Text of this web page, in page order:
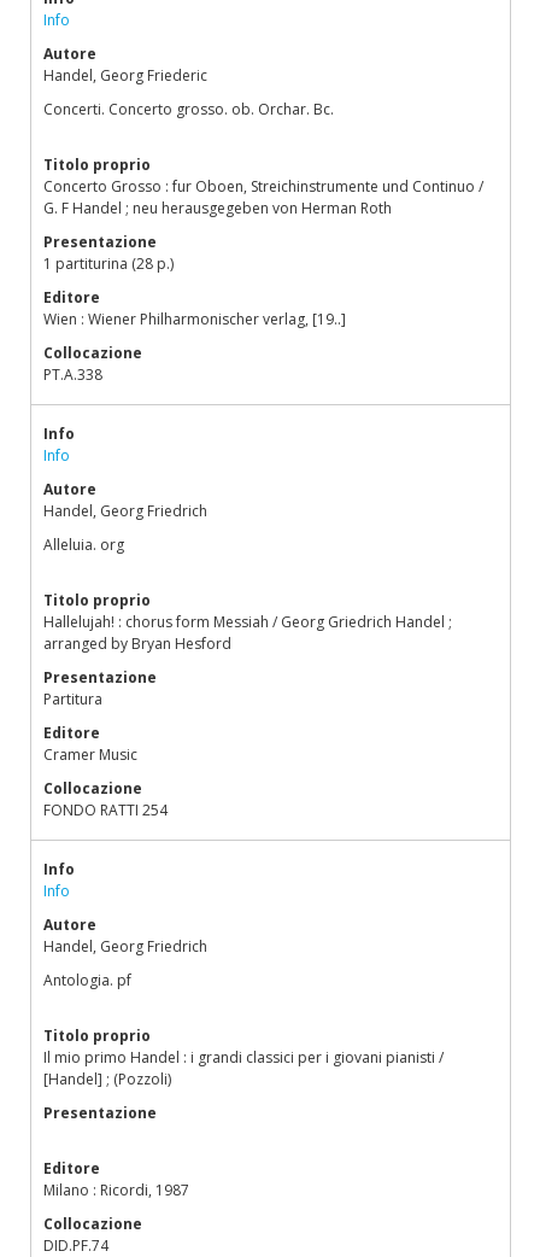
Info
Autore
Handel, Georg Friederic
Concerti. Concerto grosso. ob. Orchar. Bc.
Titolo proprio
Concerto Grosso : fur Oboen, Streichinstrumente und Continuo /
G. F Handel ; neu herausgegeben von Herman Roth
Presentazione
1 partiturina (28 p.)
Editore
Wien : Wiener Philharmonischer verlag, [19..]
Collocazione
PT.A.338
Info
Info
Autore
Handel, Georg Friedrich
Alleluia. org
Titolo proprio
Hallelujah! : chorus form Messiah / Georg Griedrich Handel ;
arranged by Bryan Hesford
Presentazione
Partitura
Editore
Cramer Music
Collocazione
FONDO RATTI 254
Info
Info
Autore
Handel, Georg Friedrich
Antologia. pf
Titolo proprio
Il mio primo Handel : i grandi classici per i giovani pianisti /
[Handel] ; (Pozzoli)
Presentazione
Editore
Milano : Ricordi, 1987
Collocazione
DID.PF.74